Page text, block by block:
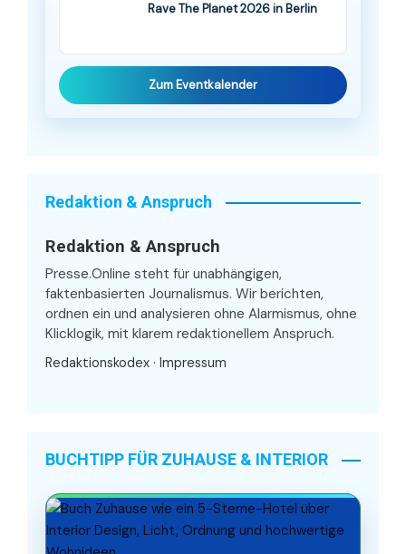
Rave The Planet 2026 in Berlin
Zum Eventkalender
Redaktion & Anspruch
Redaktion & Anspruch
Presse.Online steht für unabhängigen,
faktenbasierten Journalismus. Wir berichten,
ordnen ein und analysieren ohne Alarmismus, ohne
Klicklogik, mit klarem redaktionellem Anspruch.
Redaktionskodex · Impressum
BUCHTIPP FÜR ZUHAUSE & INTERIOR